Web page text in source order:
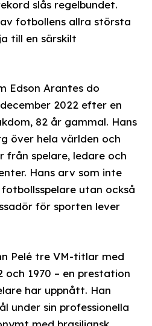
slås regelbundet.
fotbollens allra största
till en särskilt
Edson Arantes do
2022 efter en
82 år gammal. Hans
över hela världen och
från spelare, ledare och
Hans arv som inte
utan också
för sporten lever
Pelé tre VM-titlar med
och 1970 – en prestation
har uppnått. Han
under sin professionella